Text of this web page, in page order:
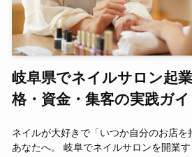
岐阜県でネイルサロン起
格・資金・集客の実践ガイ
ネイルが大好きで「いつか自分のお店を
あなたへ。 岐阜でネイルサロンを開業